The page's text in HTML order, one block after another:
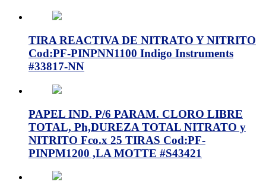
TIRA REACTIVA DE NITRATO Y NITRITO
Cod:PF-PINPNN1100 Indigo Instruments
#33817-NN
PAPEL IND. P/6 PARAM. CLORO LIBRE
TOTAL, Ph,DUREZA TOTAL NITRATO y
NITRITO Fco.x 25 TIRAS Cod:PF-
PINPM1200 ,LA MOTTE #S43421